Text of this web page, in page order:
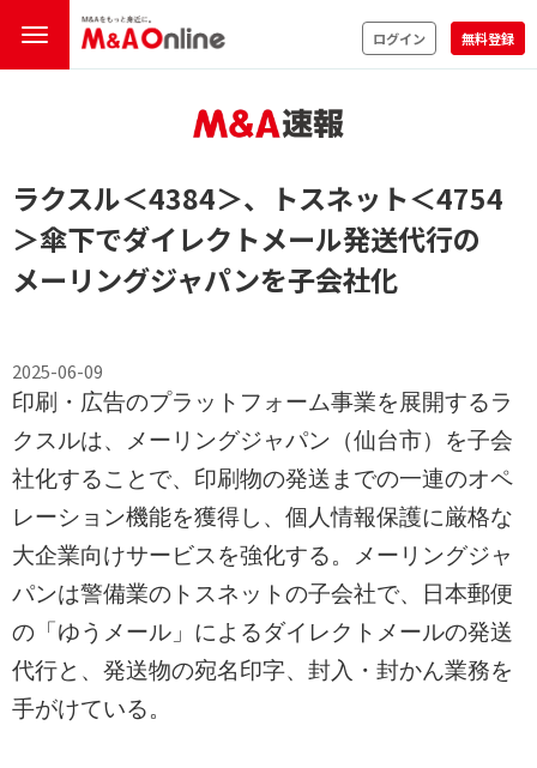
ログイン 無料登録
ラクスル＜4384＞、トスネット＜4754
＞傘下でダイレクトメール発送代行の
メーリングジャパンを子会社化
2025-06-09
印刷・広告のプラットフォーム事業を展開するラ
クスルは、メーリングジャパン（仙台市）を子会
社化することで、印刷物の発送までの一連のオペ
レーション機能を獲得し、個人情報保護に厳格な
大企業向けサービスを強化する。メーリングジャ
パンは警備業のトスネットの子会社で、日本郵便
の「ゆうメール」によるダイレクトメールの発送
代行と、発送物の宛名印字、封入・封かん業務を
手がけている。